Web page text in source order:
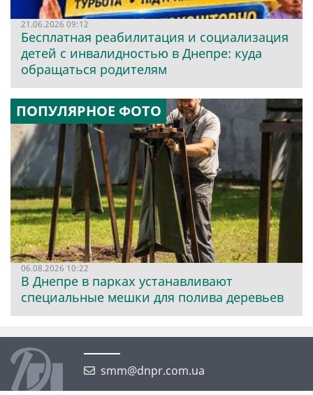
21.06.2026 09:12
Бесплатная реабилитация и социализация
детей с инвалидностью в Днепре: куда
обращаться родителям
ПОПУЛЯРНОЕ ФОТО
06.08.2026 10:22
В Днепре в парках устанавливают
специальные мешки для полива деревьев
smm@dnpr.com.ua